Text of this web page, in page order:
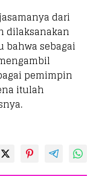
dari
dilaksanakan
bahwa sebagai
pemimpin
itulah